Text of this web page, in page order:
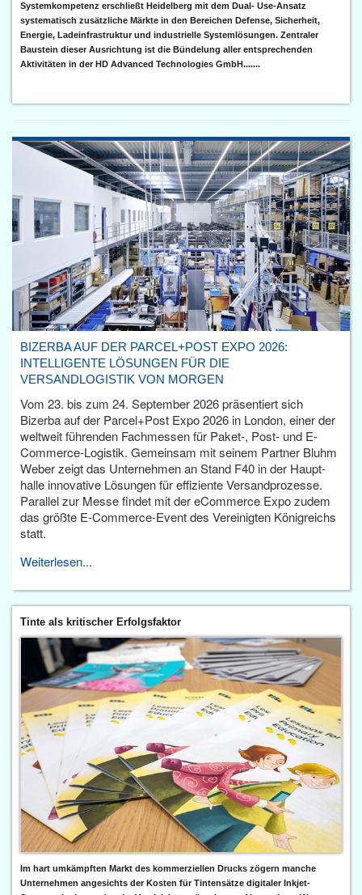
Systemkompetenz erschließt Heidelberg mit dem Dual- Use-Ansatz
systematisch zusätzliche Märkte in den Bereichen Defense, Sicherheit,
Energie, Ladeinfrastruktur und industrielle Systemlösungen. Zentraler
Baustein dieser Ausrichtung ist die Bündelung aller entsprechenden
Aktivitäten in der HD Advanced Technologies GmbH.......
BIZERBA AUF DER PARCEL+POST EXPO 2026:
INTELLIGENTE LÖSUNGEN FÜR DIE
VERSANDLOGISTIK VON MORGEN
Vom 23. bis zum 24. September 2026 präsentiert sich
Bizerba auf der Parcel+Post Expo 2026 in London, einer der
weltweit führenden Fachmessen für Paket-, Post- und E-
Commerce-Logistik. Gemeinsam mit seinem Partner Bluhm
Weber zeigt das Unternehmen an Stand F40 in der Haupt­
halle innovative Lösungen für effiziente Versandprozesse.
Parallel zur Messe findet mit der eCommerce Expo zudem
das größte E-Commerce-Event des Vereinigten Königreichs
statt.
Weiterlesen...
Tinte als kritischer Erfolgsfaktor
Im hart umkämpften Markt des kommerziellen Drucks zögern manche
Unternehmen angesichts der Kosten für Tintensätze digitaler Inkjet-